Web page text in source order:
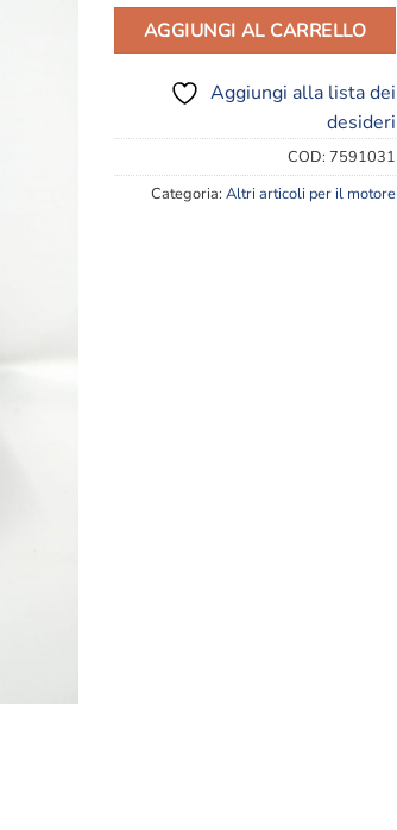
AGGIUNGI AL CARRELLO
Aggiungi alla lista dei
desideri
COD: 7591031
Categoria: Altri articoli per il motore